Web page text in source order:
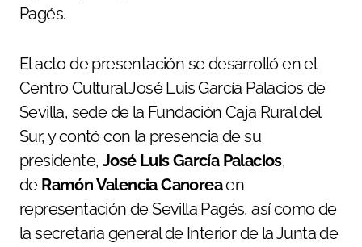
Pagés.
El acto de presentación se desarrolló en el
Centro Cultural José Luis García Palacios de
Sevilla, sede de la Fundación Caja Rural del
Sur, y contó con la presencia de su
presidente, José Luis García Palacios,
de Ramón Valencia Canoreaen
representación de Sevilla Pagés, así como de
la secretaria general de Interior de la Junta de